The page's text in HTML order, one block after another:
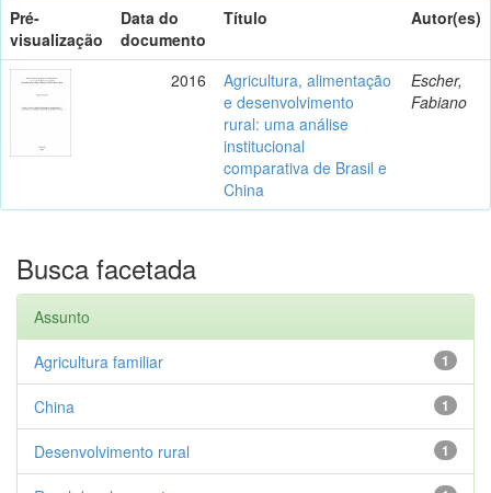
Pré-
visualização
Data do
documento
Título Autor(es)
2016
Agricultura, alimentação
e desenvolvimento
rural: uma análise
institucional
comparativa de Brasil e
China
Escher,
Fabiano
Busca facetada
Assunto
1
Agricultura familiar
1
China
1
Desenvolvimento rural